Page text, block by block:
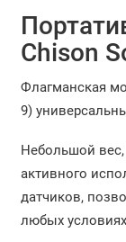
Chison
Флагманская
9)
Небольшой вес,
активного
датчиков,
любых